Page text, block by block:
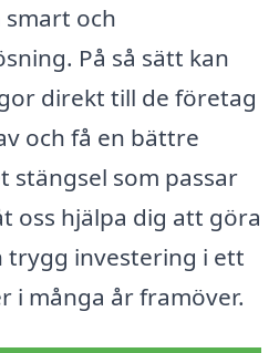
smart och
På så sätt kan
direkt till de företag
och få en bättre
stängsel som passar
oss hjälpa dig att göra
trygg investering i ett
i många år framöver.